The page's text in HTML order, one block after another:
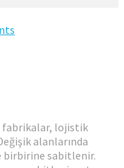
fabrikalar, lojistik
alanlarında
birbirine sabitlenir.